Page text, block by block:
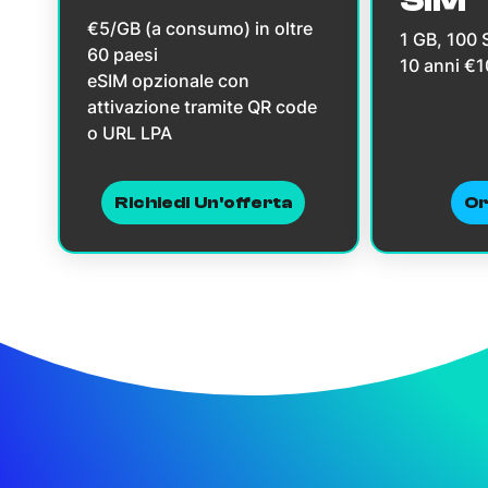
€5/GB (a consumo) in oltre
60 paesi
eSIM opzionale con
attivazione tramite QR code
o URL LPA
Richiedi Un'offerta
1 GB, 100
10 anni